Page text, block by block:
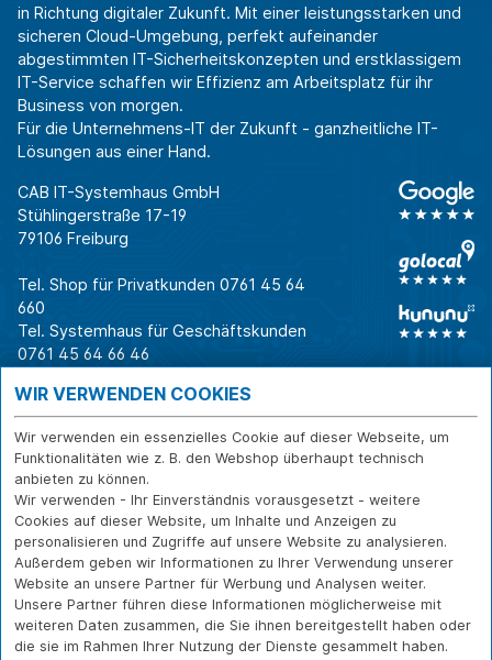
in Richtung digitaler Zukunft. Mit einer leistungsstarken und
sicheren Cloud-Umgebung, perfekt aufeinander
abgestimmten IT-Sicherheitskonzepten und erstklassigem
IT-Service schaffen wir Effizienz am Arbeitsplatz für ihr
Business von morgen.
Für die Unternehmens-IT der Zukunft - ganzheitliche IT-
Lösungen aus einer Hand.
CAB IT-Systemhaus GmbH
Stühlingerstraße 17-19
79106 Freiburg
Tel. Shop für Privatkunden 0761 45 64
660
Tel. Systemhaus für Geschäftskunden
0761 45 64 66 46
Warum CAB
Für Business-
Entscheider
Für IT-Leiter
Für Privatkunden
Erfolgsgeschichte
n
Branchen
IT für
IT-Security
IT-Infrastruktur
Softwarelösungen
WLAN-Lösungen
IT-Beratung und
Service
Reparatur
Versand- und
Zahlarten
Rücksendung und
Widerruf
Über CAB
Karriere
Kontakt
IMPRESSUM
DATENSCHUTZ
WIR VERWENDEN COOKIES
Wir verwenden ein essenzielles Cookie auf dieser Webseite, um
Funktionalitäten wie z. B. den Webshop überhaupt technisch
anbieten zu können.
Wir verwenden - Ihr Einverständnis vorausgesetzt - weitere
Cookies auf dieser Website, um Inhalte und Anzeigen zu
personalisieren und Zugriffe auf unsere Website zu analysieren.
Außerdem geben wir Informationen zu Ihrer Verwendung unserer
Website an unsere Partner für Werbung und Analysen weiter.
Unsere Partner führen diese Informationen möglicherweise mit
weiteren Daten zusammen, die Sie ihnen bereitgestellt haben oder
die sie im Rahmen Ihrer Nutzung der Dienste gesammelt haben.